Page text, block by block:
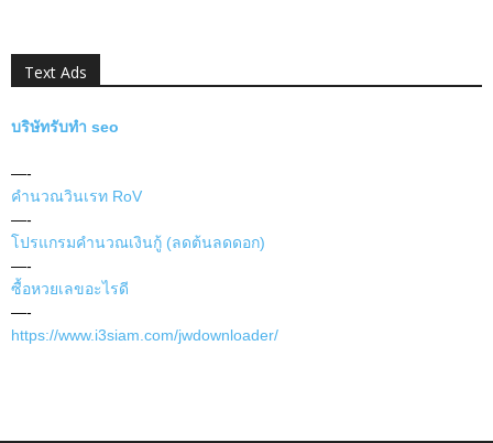
Text Ads
บริษัทรับทำ seo
—-
คำนวณวินเรท RoV
—-
โปรแกรมคำนวณเงินกู้ (ลดต้นลดดอก)
—-
ซื้อหวยเลขอะไรดี
—-
https://www.i3siam.com/jwdownloader/